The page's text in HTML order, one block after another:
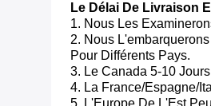
Le Délai De Livraison
1. Nous Les
2. Nous
Pour Différents Pays.
3. Le Canada 5-10
4. La France/Espagne/
5. L'Europe De L'Est